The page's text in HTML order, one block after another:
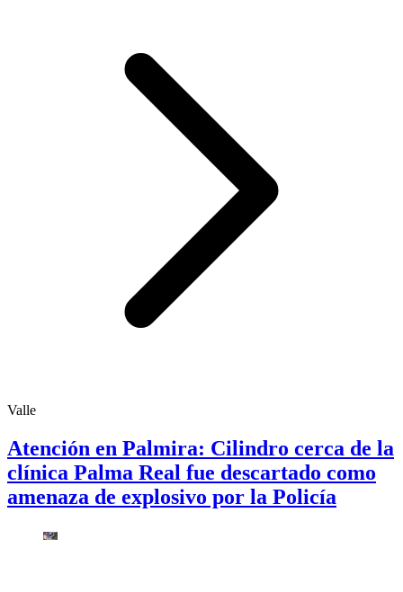
Valle
Atención en Palmira: Cilindro cerca de la
clínica Palma Real fue descartado como
amenaza de explosivo por la Policía